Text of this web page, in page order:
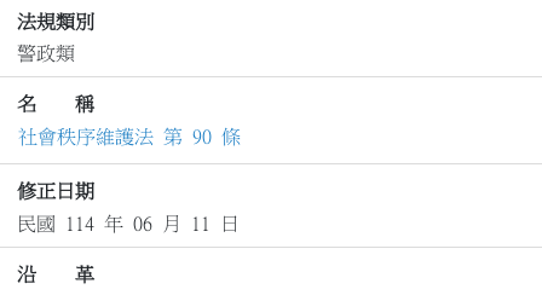
法規類別
警政類
名 稱
社會秩序維護法 第 90 條
修正日期
民國 114 年 06 月 11 日
沿 革